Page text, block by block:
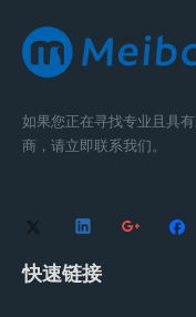
如果您正在寻找专业且具
商，请立即联系我们。
快速链接